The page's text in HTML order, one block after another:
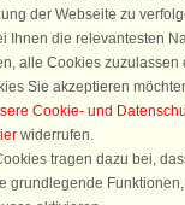
wieder exklusive
der Webseite zu
Ihnen die relevantesten
alle Cookies zuzulassen
Sie akzeptieren
Cookie- und
widerrufen.
tragen dazu bei,
grundlegende